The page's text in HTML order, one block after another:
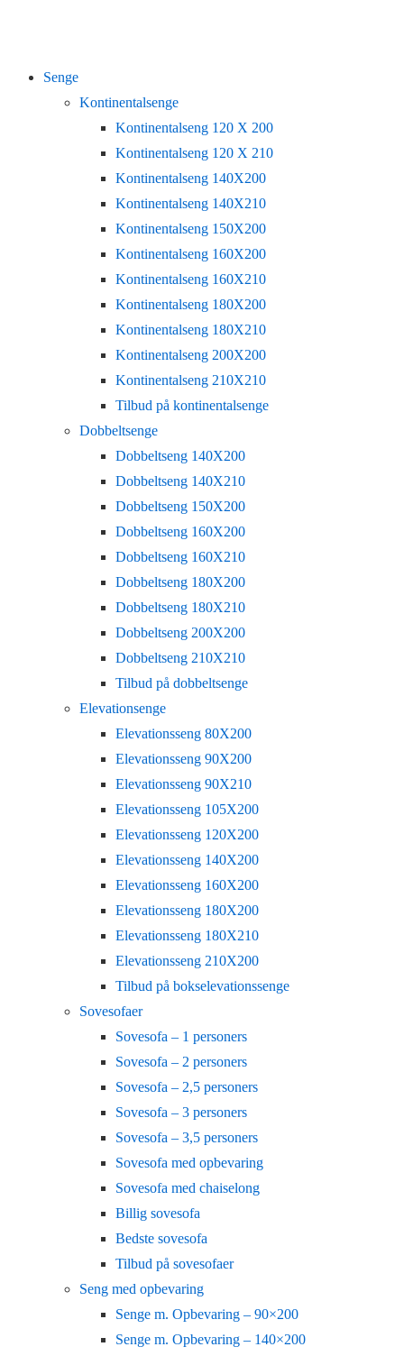
Senge
Kontinentalsenge
Kontinentalseng 120 X 200
Kontinentalseng 120 X 210
Kontinentalseng 140X200
Kontinentalseng 140X210
Kontinentalseng 150X200
Kontinentalseng 160X200
Kontinentalseng 160X210
Kontinentalseng 180X200
Kontinentalseng 180X210
Kontinentalseng 200X200
Kontinentalseng 210X210
Tilbud på kontinentalsenge
Dobbeltsenge
Dobbeltseng 140X200
Dobbeltseng 140X210
Dobbeltseng 150X200
Dobbeltseng 160X200
Dobbeltseng 160X210
Dobbeltseng 180X200
Dobbeltseng 180X210
Dobbeltseng 200X200
Dobbeltseng 210X210
Tilbud på dobbeltsenge
Elevationsenge
Elevationsseng 80X200
Elevationsseng 90X200
Elevationsseng 90X210
Elevationsseng 105X200
Elevationsseng 120X200
Elevationsseng 140X200
Elevationsseng 160X200
Elevationsseng 180X200
Elevationsseng 180X210
Elevationsseng 210X200
Tilbud på bokselevationssenge
Sovesofaer
Sovesofa – 1 personers
Sovesofa – 2 personers
Sovesofa – 2,5 personers
Sovesofa – 3 personers
Sovesofa – 3,5 personers
Sovesofa med opbevaring
Sovesofa med chaiselong
Billig sovesofa
Bedste sovesofa
Tilbud på sovesofaer
Seng med opbevaring
Senge m. Opbevaring – 90×200
Senge m. Opbevaring – 140×200